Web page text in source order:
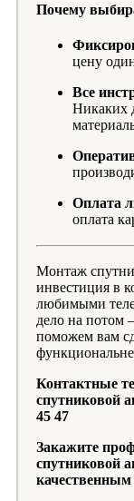
Почему
цену
Все
Никаких
Оплата
оплата
Монтаж
инвестиция в
любимыми
дело на потом
поможем вам
Контактные
спутниковой
45 47
Закажите
спутниковой